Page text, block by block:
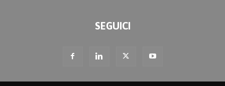
SEGUICI